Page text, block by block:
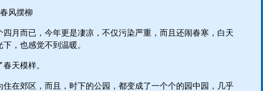
风摆柳
月而已，今年更是凄凉，不仅污染严重，而且还闹春寒，白天
，也感觉不到温暖。
天模样。
在郊区，而且，时下的公园，都变成了一个个的园中园，几乎